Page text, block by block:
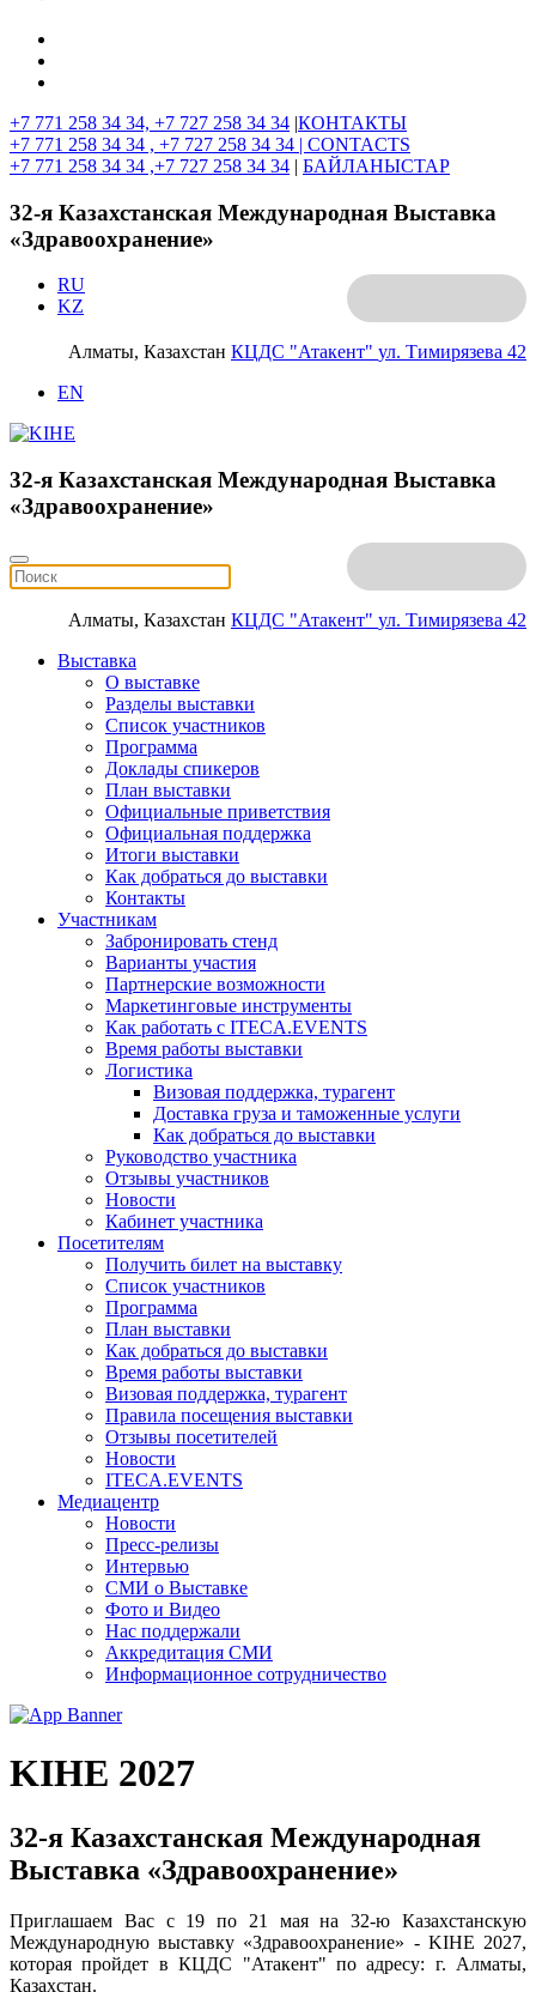
+7 771 258 34 34, +7 727 258 34 34 |КОНТАКТЫ
+7 771 258 34 34 , +7 727 258 34 34 | CONTACTS
+7 771 258 34 34 ,+7 727 258 34 34 | БАЙЛАНЫСТАР
32-я Казахстанская Международная Выставка
«Здравоохранение»
Алматы, Казахстан КЦДС "Атакент" ул. Тимирязева 42
RU
KZ
EN
32-я Казахстанская Международная Выставка
«Здравоохранение»
Алматы, Казахстан КЦДС "Атакент" ул. Тимирязева 42
Выставка
О выставке
Разделы выставки
Список участников
Программа
Доклады спикеров
План выставки
Официальные приветствия
Официальная поддержка
Итоги выставки
Как добраться до выставки
Контакты
Участникам
Забронировать стенд
Варианты участия
Партнерские возможности
Маркетинговые инструменты
Как работать с ITECA.EVENTS
Время работы выставки
Логистика
Визовая поддержка, турагент
Доставка груза и таможенные услуги
Как добраться до выставки
Руководство участника
Отзывы участников
Новости
Кабинет участника
Посетителям
Получить билет на выставку
Список участников
Программа
План выставки
Как добраться до выставки
Время работы выставки
Визовая поддержка, турагент
Правила посещения выставки
Отзывы посетителей
Новости
ITECA.EVENTS
Медиацентр
Новости
Пресс-релизы
Интервью
СМИ о Выставке
Фото и Видео
Нас поддержали
Аккредитация СМИ
Информационное сотрудничество
KIHE 2027
32-я Казахстанская Международная
Выставка «Здравоохранение»
Приглашаем Вас с 19 по 21 мая на 32-ю Казахстанскую
Международную выставку «Здравоохранение» - KIHE 2027,
которая пройдет в КЦДС "Атакент" по адресу: г. Алматы,
Казахстан.